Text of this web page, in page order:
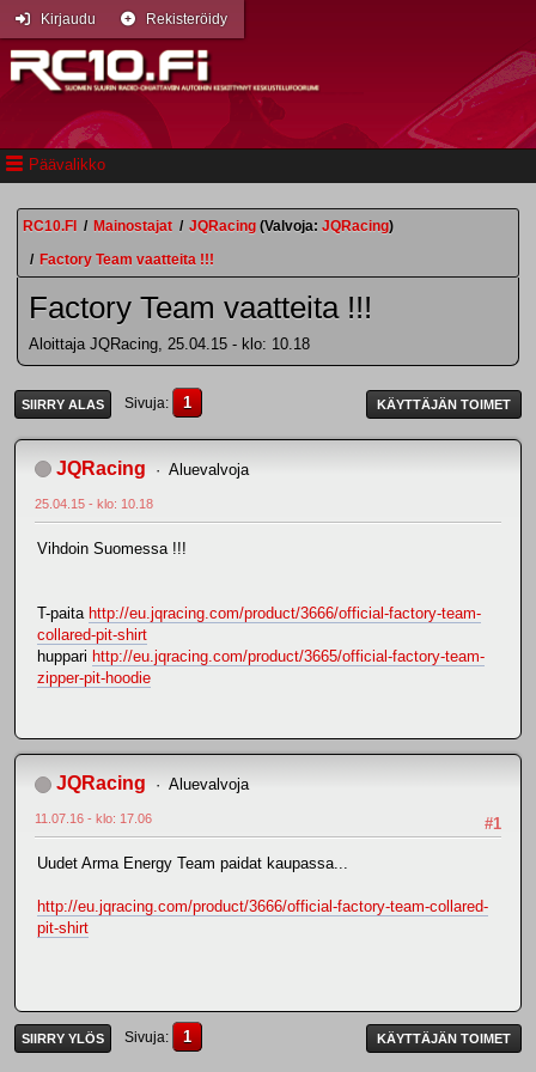
Päävalikko
Kirjaudu Rekisteröidy
RC10.FI / Mainostajat / JQRacing (Valvoja: JQRacing)
/ Factory Team vaatteita !!!
Factory Team vaatteita !!!
Aloittaja JQRacing, 25.04.15 - klo: 10.18
SIIRRY ALAS Sivuja 1 KÄYTTÄJÄN TOIMET
JQRacing Aluevalvoja
25.04.15 - klo: 10.18
Vihdoin Suomessa !!!
T-paita http://eu.jqracing.com/product/3666/official-factory-team-
collared-pit-shirt
huppari http://eu.jqracing.com/product/3665/official-factory-team-
zipper-pit-hoodie
JQRacing Aluevalvoja
#1
11.07.16 - klo: 17.06
Uudet Arma Energy Team paidat kaupassa...
http://eu.jqracing.com/product/3666/official-factory-team-collared-
pit-shirt
SIIRRY YLÖS Sivuja 1 KÄYTTÄJÄN TOIMET